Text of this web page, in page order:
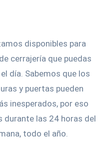
disponibles para
cerrajería que puedas
día. Sabemos que los
y puertas pueden
inesperados, por eso
las 24 horas del
todo el año.